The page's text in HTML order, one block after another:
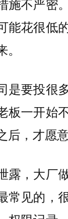
施不严密
能花很低
。
是要投很
板一开始
后，才愿
露，大厂
常见的，